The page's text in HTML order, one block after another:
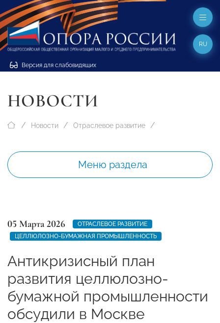
Версия для слабовидящих
RU
НОВОСТИ
Новости Отраслевое развитие
Меню раздела
05 Марта 2026
ОТРАСЛЕВОЕ РАЗВИТИЕ
ЦЕЛЛЮЛОЗНО-БУМАЖНАЯ ПРОМЫШЛЕННОСТЬ
Антикризисный план
развития целлюлозно-
бумажной промышленности
обсудили в Москве